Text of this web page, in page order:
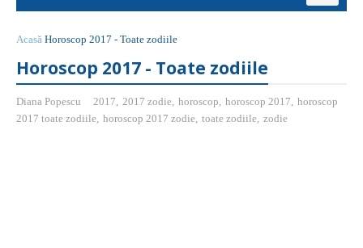
Acasă Horoscop 2017 - Toate zodiile
Horoscop 2017 - Toate zodiile
Diana Popescu 2017, 2017 zodie, horoscop, horoscop 2017, horoscop
2017 toate zodiile, horoscop 2017 zodie, toate zodiile, zodie